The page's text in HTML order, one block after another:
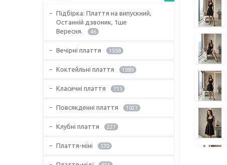
Підбірка: Плаття на випускний,
Останній дзвоник, 1ше
Вересня.
46
Вечірні плаття 1558
Коктейльні плаття 1089
Класичні плаття 715
Повсякденні плаття 1027
Клубні плаття 227
Плаття-міні 570